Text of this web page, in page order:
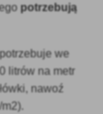
potrzebują
we
litrów na metr
nawoź